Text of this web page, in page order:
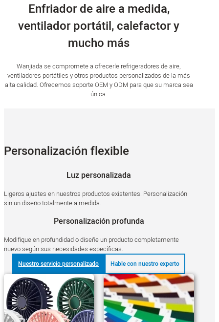
Enfriador de aire a medida,
ventilador portátil, calefactor y
mucho más
Wanjiada se compromete a ofrecerle refrigeradores de aire,
ventiladores portátiles y otros productos personalizados de la más
alta calidad. Ofrecemos soporte OEM y ODM para que su marca sea
única.
Personalización flexible
Luz personalizada
Ligeros ajustes en nuestros productos existentes. Personalización
sin un diseño totalmente a medida.
Personalización profunda
Modifique en profundidad o diseñe un producto completamente
nuevo según sus necesidades específicas.
Nuestro servicio personalizado Hable con nuestro experto